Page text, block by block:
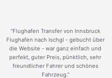
“Flughafen Transfer von Innsbruck
Flughafen nach Ischgl - gebucht über
die Website - war ganz einfach und
perfekt, guter Preis, pünktlich, sehr
freundlicher Fahrer und schönes
Fahrzeug.”